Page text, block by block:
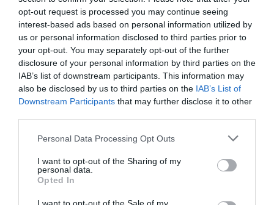
opt-out request is processed you may continue seeing
interest-based ads based on personal information utilized by
us or personal information disclosed to third parties prior to
your opt-out. You may separately opt-out of the further
disclosure of your personal information by third parties on the
IAB’s list of downstream participants. This information may
also be disclosed by us to third parties on the IAB’s List of
Downstream Participants that may further disclose it to other
Please note that this website/app uses one or more Google
not limited to your visit or usage behaviour. You may click to
grant or deny consent to Google and its third-party tags to
use your data for below specified purposes in below Google
consent section.
Personal Data Processing Opt Outs
I want to opt-out of the Sharing of my
personal data.
Opted In
fagyasztott változat tűnik frissebbnek –írja
The Daily Meal.